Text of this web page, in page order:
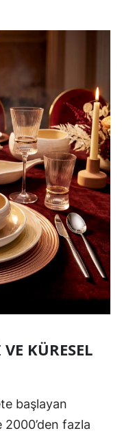
KÜRESEL
başlayan
fazla